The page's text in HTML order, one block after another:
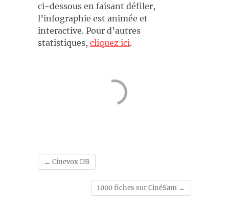
ci-dessous en faisant défiler,
l’infographie est animée et
interactive. Pour d’autres
statistiques, cliquez ici.
← Cinevox DB
1000 fiches sur CinéSam →